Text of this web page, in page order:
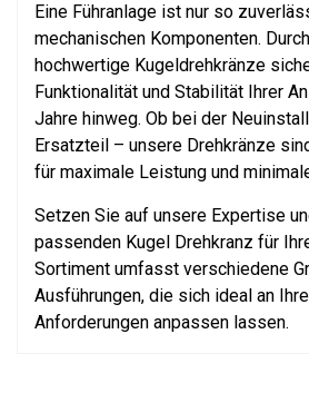
Eine Führanlage ist nur so
mechanischen Komponenten.
hochwertige Kugeldrehkränze
Funktionalität und Stabilität Ihrer
Jahre hinweg. Ob bei der
Ersatzteil – unsere Drehkränze
für maximale Leistung und
Setzen Sie auf unsere Expertise
passenden Kugel Drehkranz für
Sortiment umfasst verschiedene
Ausführungen, die sich ideal an
Anforderungen anpassen lassen.